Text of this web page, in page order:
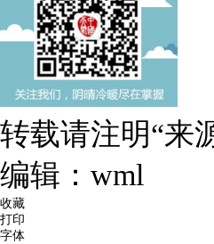
转载请注明“来
编辑：wml
收藏
打印
字体